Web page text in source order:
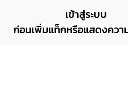
เข้าสู่ระบบ
ก่อนเพิ่มแท็กหรือแสดงควา